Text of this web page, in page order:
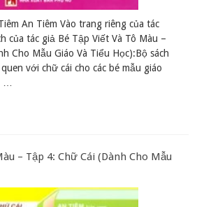
An Tiêm Vào trang riêng của tác
của tác giả Bé Tập Viết Và Tô Màu –
Cho Mẫu Giáo Và Tiểu Học):Bộ sách
với chữ cái cho các bé mẫu giáo
…
– Tập 4: Chữ Cái (Dành Cho Mẫu